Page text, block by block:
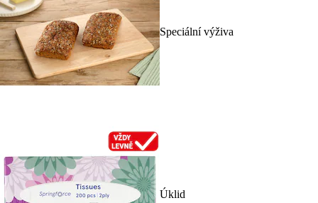
Speciální výživa
Úklid